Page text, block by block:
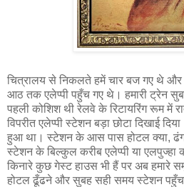
चित्रालय से निकलते हमें चार बज गए थे और
आठ तक एलेप्पी पहुँच गए थे। हमारी ट्रेन
पहली कोशिश थी रेलवे के रिटायरिंग रूम में
विपरीत एलेप्पी स्टेशन बड़ा छोटा दिखाई
हुआ था। स्टेशन के आस पास होटल क्या, ढंग
स्टेशन के बिल्कुल करीब एलेप्पी या
किनारे कुछ गेस्ट हाउस भी हैं पर अब हमारे
होटल ढूँढने और सुबह सही समय स्टेशन